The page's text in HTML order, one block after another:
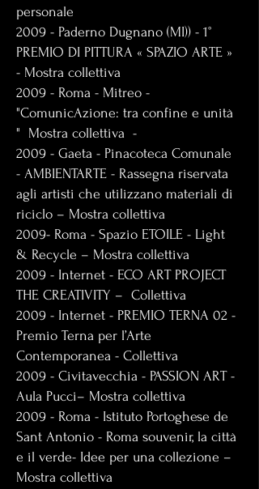
personale
2009 - Paderno Dugnano (MI)) - 1°
PREMIO DI PITTURA « SPAZIO ARTE »
- Mostra collettiva
2009 - Roma - Mitreo -
"ComunicAzione: tra confine e unità
" Mostra collettiva -
2009 - Gaeta - Pinacoteca Comunale
- AMBIENTARTE - Rassegna riservata
agli artisti che utilizzano materiali di
riciclo – Mostra collettiva
2009- Roma - Spazio ETOILE - Light
& Recycle – Mostra collettiva
2009 - Internet - ECO ART PROJECT
THE CREATIVITY – Collettiva
2009 - Internet - PREMIO TERNA 02 -
Premio Terna per l’Arte
Contemporanea - Collettiva
2009 - Civitavecchia - PASSION ART -
Aula Pucci– Mostra collettiva
2009 - Roma - Istituto Portoghese de
Sant Antonio - Roma souvenir, la città
e il verde- Idee per una collezione –
Mostra collettiva